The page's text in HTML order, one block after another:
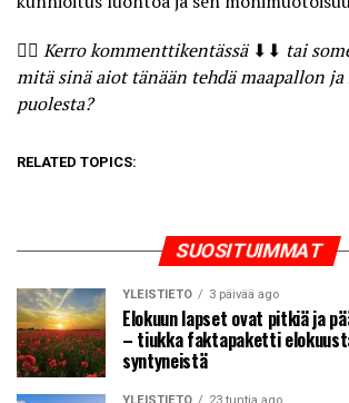
🤷‍♀️ Kerro kommenttikentässä ⬇⬇ tai
mitä sinä aiot tänään tehdä maapallon
puolesta?
RELATED TOPICS:
SUOSITUIMMAT
YLEISTIETO 3 päivää ago
Elokuun lapset ovat pitkiä ja
– tiukka faktapaketti
syntyneistä